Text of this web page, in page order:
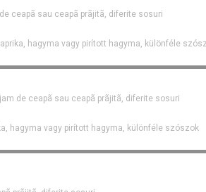
ceapã sau ceapã prãjitã, diferite sosuri
hagyma vagy pirított hagyma, különféle
de ceapã sau ceapã prãjitã, diferite sosuri
hagyma vagy pirított hagyma, különféle szószok